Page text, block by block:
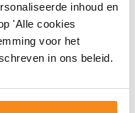
inhoud en
'Alle cookies
voor het
in ons beleid.
Vóór 14:00 besteld,
werkdag in huis
283,00
Meer info